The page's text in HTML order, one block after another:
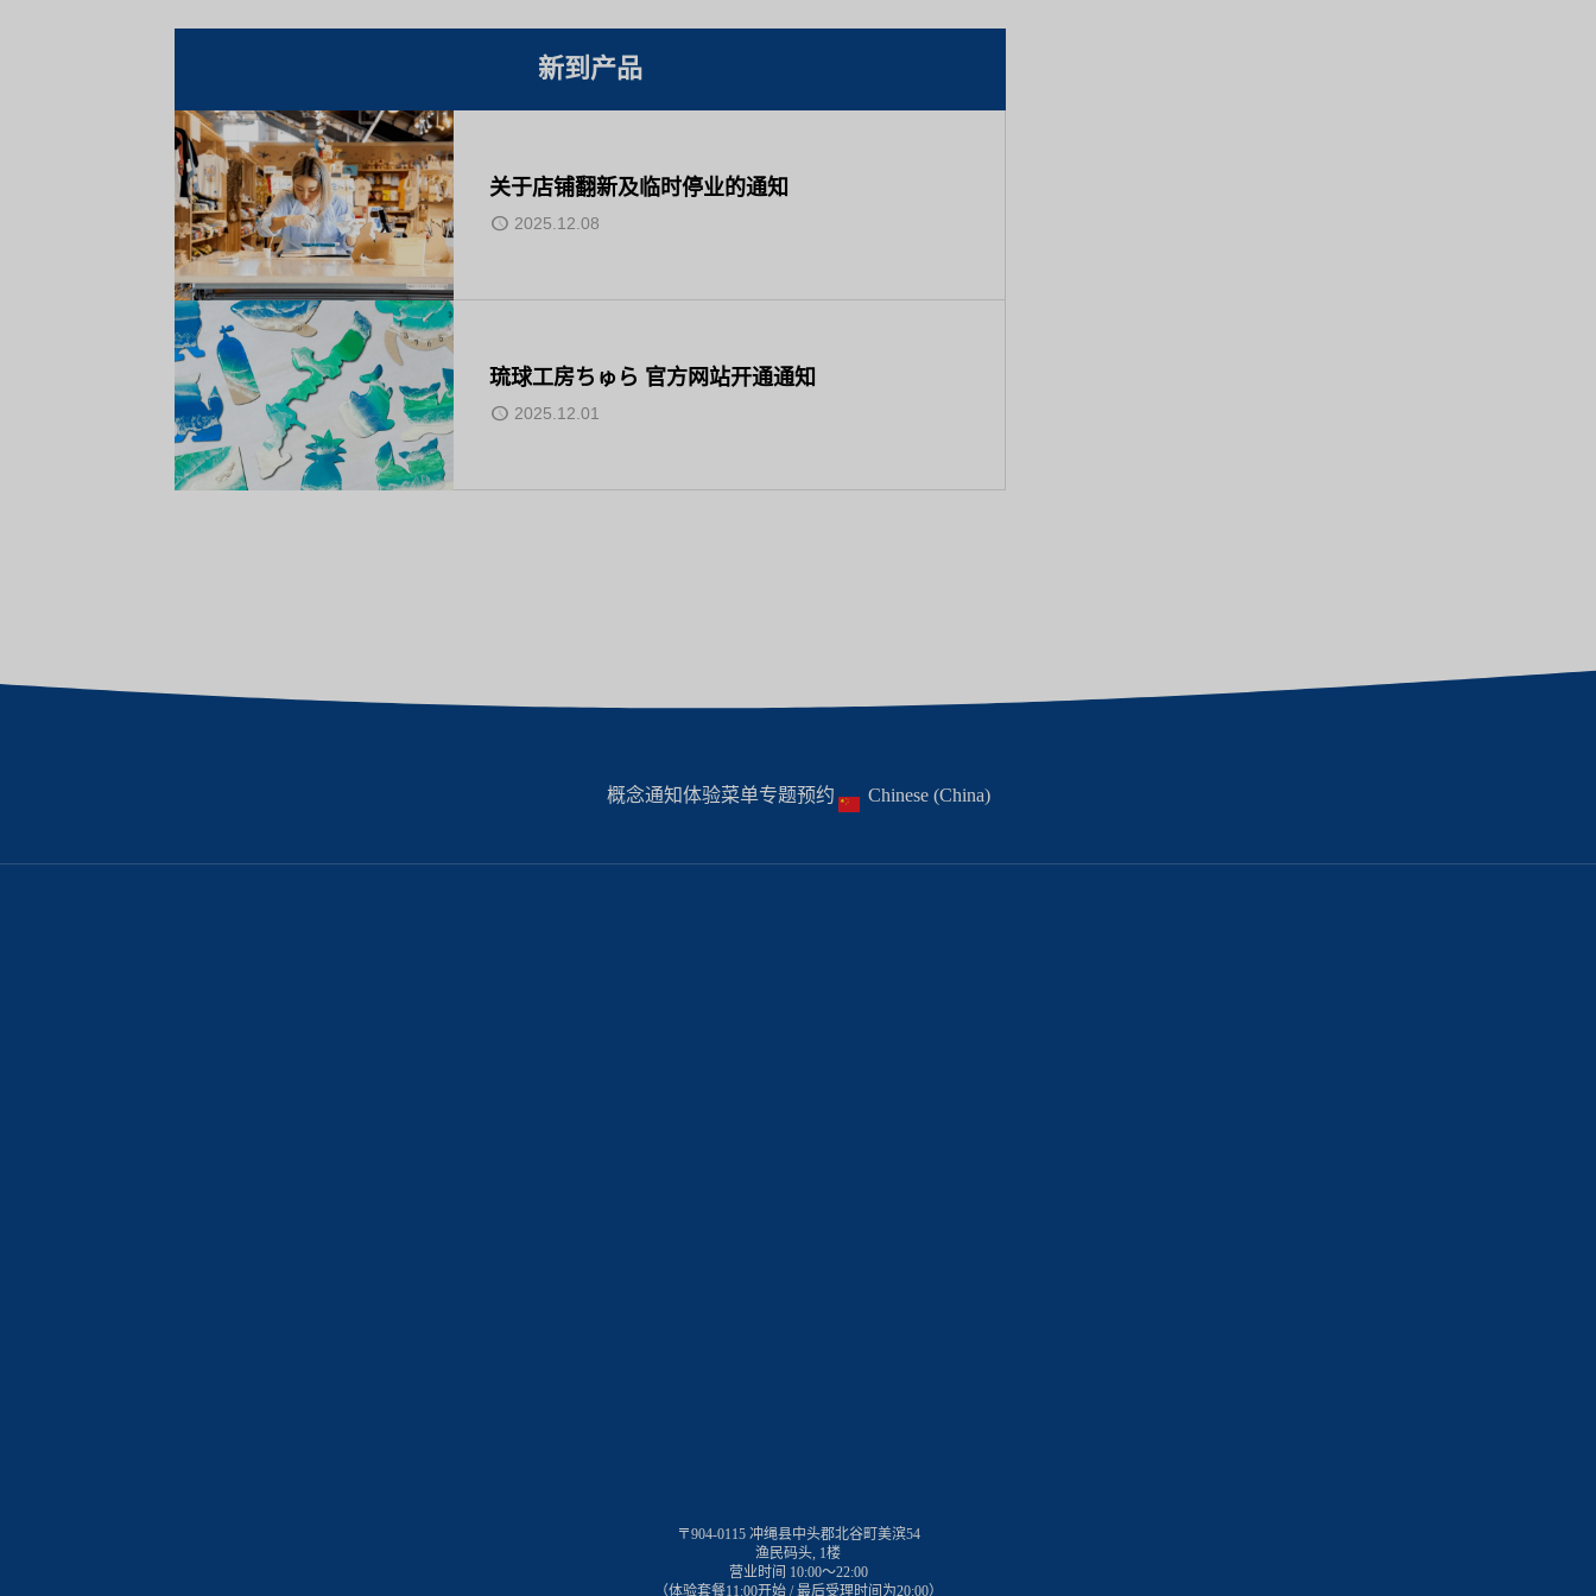
新到产品
关于店铺翻新及临时停业的通知
2025.12.08
琉球工房ちゅら 官方网站开通通知
2025.12.01
概念通知体验菜单专题预约 Chinese (China)
〒904-0115 冲绳县中头郡北谷町美滨54
渔民码头, 1楼
营业时间 10:00～22:00
（体验套餐11:00开始 / 最后受理时间为20:00）